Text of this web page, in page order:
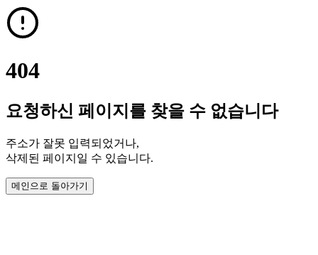
404
요청하신 페이지를 찾을 수 없습니다
주소가 잘못 입력되었거나,
삭제된 페이지일 수 있습니다.
메인으로 돌아가기